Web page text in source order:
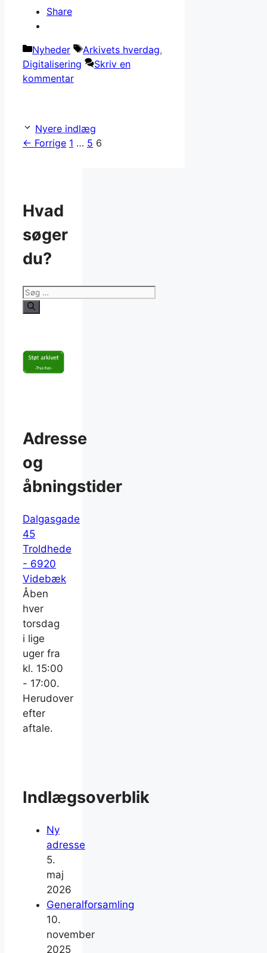
Share
Kategorier
Nyheder Tags
Arkivets hverdag,
Digitalisering
Skriv en
kommentar
Nyere indlæg
← Forrige Side
1 … Side
5 Side
6
Hvad
søger
du?
Søg
efter:
Adresse
og
åbningstider
Dalgasgade
45
Troldhede
- 6920
Videbæk
Åben
hver
torsdag
i lige
uger fra
kl. 15:00
- 17:00.
Herudover
efter
aftale.
Indlægsoverblik
Ny
adresse
5.
maj
2026
Generalforsamling
10.
november
2025